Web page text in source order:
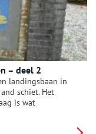
– deel 2
landingsbaan in
schiet. Het
is wat